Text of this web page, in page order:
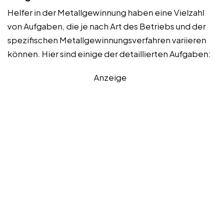
Helfer in der Metallgewinnung haben eine Vielzahl
von Aufgaben, die je nach Art des Betriebs und der
spezifischen Metallgewinnungsverfahren variieren
können. Hier sind einige der detaillierten Aufgaben:
Anzeige